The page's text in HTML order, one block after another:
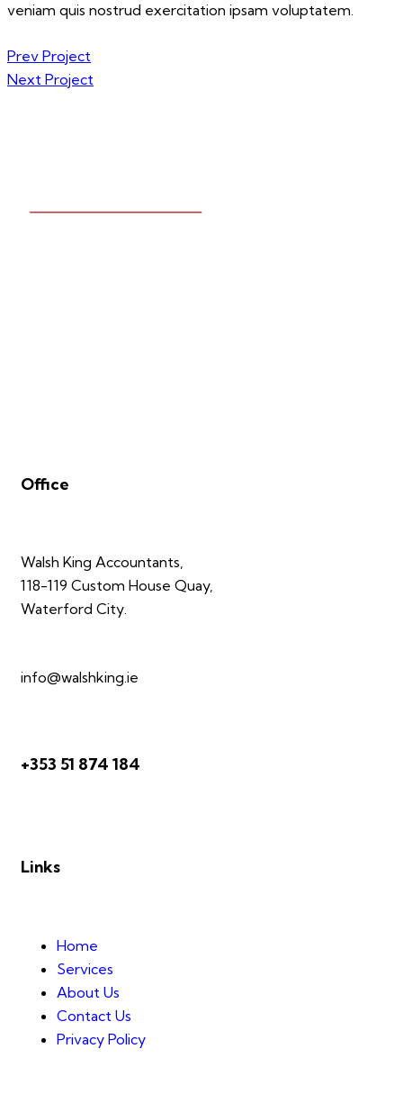
veniam quis nostrud exercitation ipsam voluptatem.
Prev Project
Next Project
Office
Walsh King Accountants,
118-119 Custom House Quay,
Waterford City.
info@walshking.ie
+353 51 874 184
Links
Home
Services
About Us
Contact Us
Privacy Policy